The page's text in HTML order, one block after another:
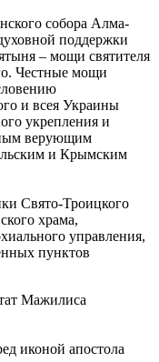
собора Алма-
поддержки
– мощи святителя
Честные мощи
и всея Украины
укрепления и
верующим
и Крымским
Свято-Троицкого
храма,
управления,
пунктов
Мажилиса
иконой апостола